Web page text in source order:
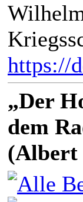
https://
„Der
dem
(Albert